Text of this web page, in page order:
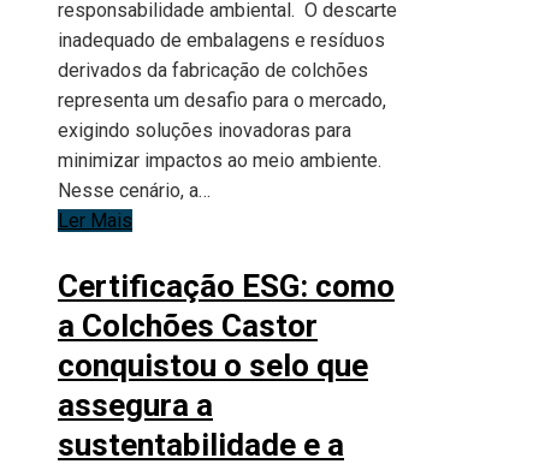
responsabilidade ambiental. O descarte
inadequado de embalagens e resíduos
derivados da fabricação de colchões
representa um desafio para o mercado,
exigindo soluções inovadoras para
minimizar impactos ao meio ambiente.
Nesse cenário, a…
Ler Mais
Certificação ESG: como
a Colchões Castor
conquistou o selo que
assegura a
sustentabilidade e a